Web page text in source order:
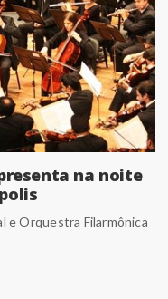
na noite
e Orquestra Filarmônica